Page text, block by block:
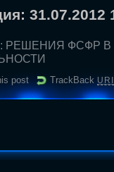
31.07.2012
РЕШЕНИЯ ФСФР В
post TrackBack URI